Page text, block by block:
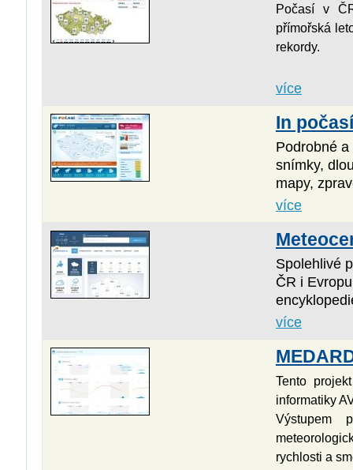
Počasí v
přímořská
rekordy.
více
In počasí
Podrobné
snímky,
mapy,
více
Spolehlivé
ČR i
více
Tento
informatiky
Výstupem
rychlosti a